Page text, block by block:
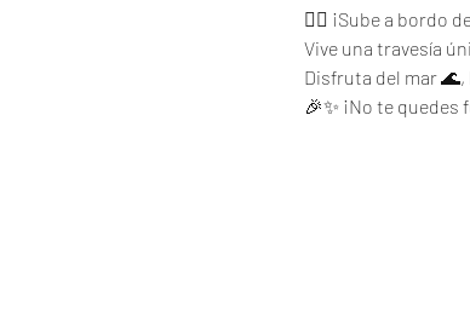
🏴‍☠️ ¡Sube a bordo
Vive una travesía
Disfruta del mar
🎉✨ ¡No te